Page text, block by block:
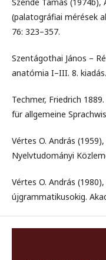
(palatográfiai mérések
76: 323–357.
Szentágothai János –
anatómia I–III. 8.
Techmer, Friedrich
für allgemeine
Vértes O. András
Nyelvtudományi
Vértes O. András
újgrammatikusokig.